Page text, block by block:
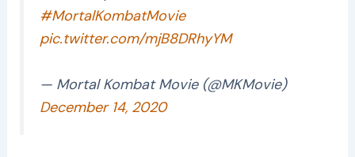
#MortalKombatMovie
pic.twitter.com/mjB8DRhyYM
— Mortal Kombat Movie (@MKMovie)
December 14, 2020